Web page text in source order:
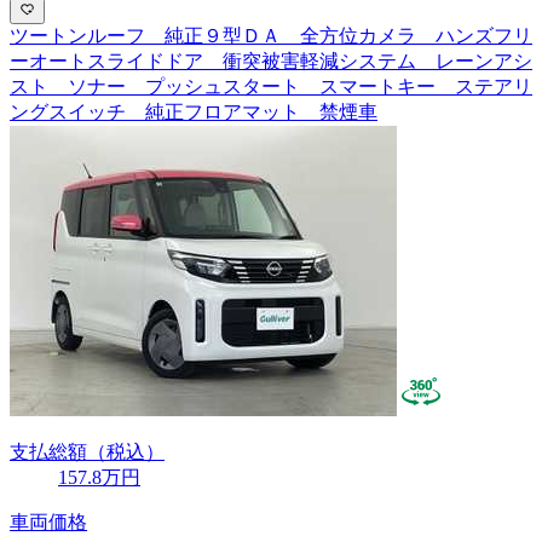
ツートンルーフ 純正９型ＤＡ 全方位カメラ ハンズフリ
ーオートスライドドア 衝突被害軽減システム レーンアシ
スト ソナー プッシュスタート スマートキー ステアリ
ングスイッチ 純正フロアマット 禁煙車
支払総額 （税込）
157.8万円
車両価格